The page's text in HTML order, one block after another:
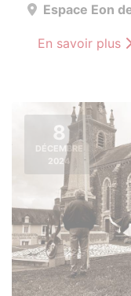
Espace Eon
En savoir plus
8
DÉCEMBRE
2024